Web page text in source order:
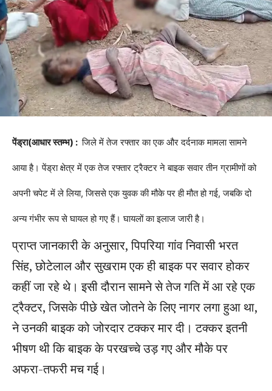
पेंड्रा(आधार स्तम्भ) : जिले में तेज रफ्तार का एक और दर्दनाक मामला सामने
आया है। पेंड्रा क्षेत्र में एक तेज रफ्तार ट्रैक्टर ने बाइक सवार तीन ग्रामीणों को
अपनी चपेट में ले लिया, जिससे एक युवक की मौके पर ही मौत हो गई, जबकि दो
अन्य गंभीर रूप से घायल हो गए हैं। घायलों का इलाज जारी है।
प्राप्त जानकारी के अनुसार, पिपरिया गांव निवासी भरत
सिंह, छोटेलाल और सुखराम एक ही बाइक पर सवार होकर
कहीं जा रहे थे। इसी दौरान सामने से तेज गति में आ रहे एक
ट्रैक्टर, जिसके पीछे खेत जोतने के लिए नागर लगा हुआ था,
ने उनकी बाइक को जोरदार टक्कर मार दी। टक्कर इतनी
भीषण थी कि बाइक के परखच्चे उड़ गए और मौके पर
अफरा-तफरी मच गई।